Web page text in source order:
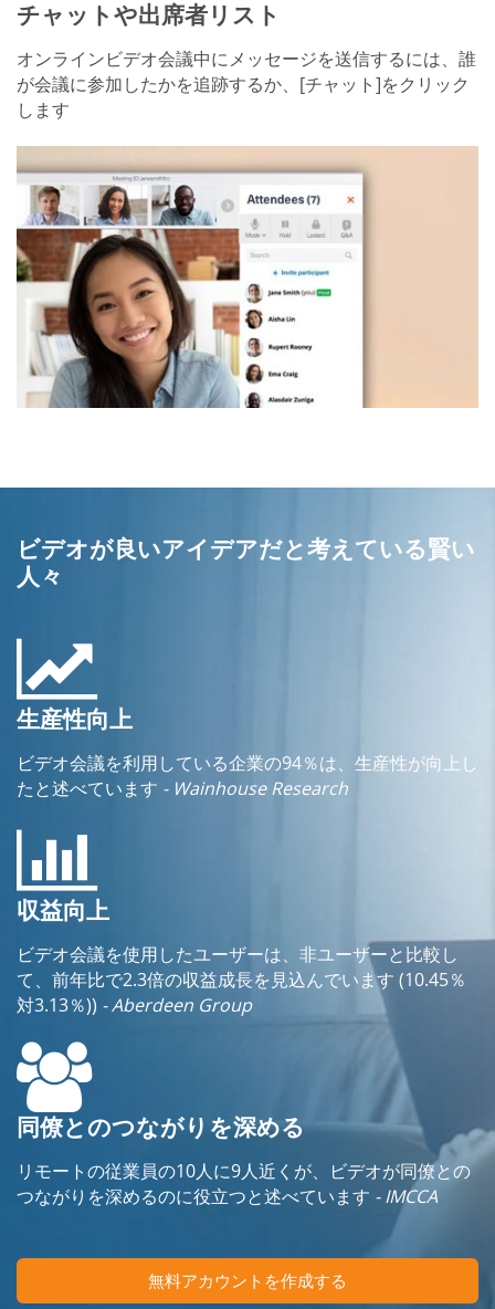
チャットや出席者リスト
オンラインビデオ会議中にメッセージを送信するには、誰
が会議に参加したかを追跡するか、[チャット]をクリック
します
ビデオが良いアイデアだと考えている賢い
人々
生産性向上
ビデオ会議を利用している企業の94％は、生産性が向上し
たと述べています - Wainhouse Research
収益向上
ビデオ会議を使用したユーザーは、非ユーザーと比較し
て、前年比で2.3倍の収益成長を見込んでいます (10.45％
対3.13％)) - Aberdeen Group
同僚とのつながりを深める
リモートの従業員の10人に9人近くが、ビデオが同僚との
つながりを深めるのに役立つと述べています - IMCCA
無料アカウントを作成する